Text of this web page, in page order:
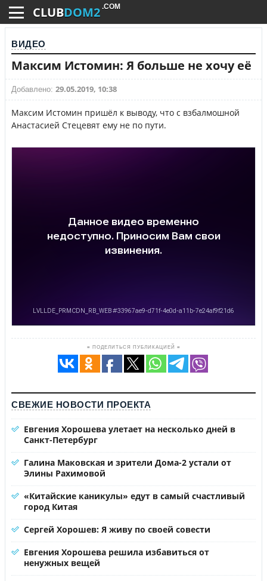
CLUBDOM2 .COM
ВИДЕО
Максим Истомин: Я больше не хочу её
Добавлено: 29.05.2019, 10:38
Максим Истомин пришёл к выводу, что с взбалмошной
Анастасией Стецевят ему не по пути.
≡ ПОДЕЛИТЬСЯ ПУБЛИКАЦИЕЙ ≡
СВЕЖИЕ НОВОСТИ ПРОЕКТА
Евгения Хорошева улетает на несколько дней в
Санкт-Петербург
Галина Маковская и зрители Дома-2 устали от
Элины Рахимовой
«Китайские каникулы» едут в самый счастливый
город Китая
Сергей Хорошев: Я живу по своей совести
Евгения Хорошева решила избавиться от
ненужных вещей